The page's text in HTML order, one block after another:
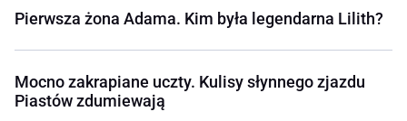
Pierwsza żona Adama. Kim była legendarna Lilith?
Mocno zakrapiane uczty. Kulisy słynnego zjazdu
Piastów zdumiewają